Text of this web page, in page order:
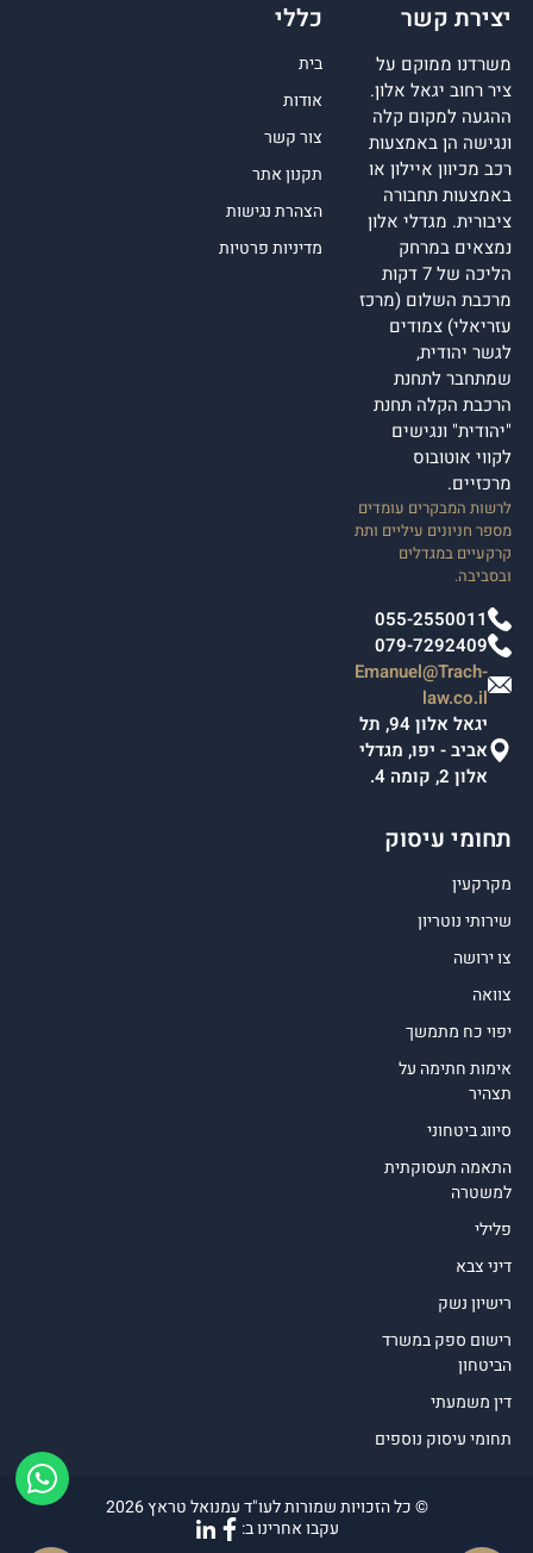
יצירת קשר
משרדנו ממוקם על
ציר רחוב יגאל אלון.
ההגעה למקום קלה
ונגישה הן באמצעות
רכב מכיוון איילון או
באמצעות תחבורה
ציבורית. מגדלי אלון
נמצאים במרחק
הליכה של 7 דקות
מרכבת השלום (מרכז
עזריאלי) צמודים
לגשר יהודית,
שמתחבר לתחנת
הרכבת הקלה תחנת
"יהודית" ונגישים
לקווי אוטובוס
מרכזיים.
לרשות המבקרים עומדים
מספר חניונים עיליים ותת
קרקעיים במגדלים
ובסביבה.
055-2550011
079-7292409
Emanuel@Trach-
law.co.il
יגאל אלון 94, תל
אביב - יפו, מגדלי
אלון 2, קומה 4.
כללי
בית
אודות
צור קשר
תקנון אתר
הצהרת נגישות
מדיניות פרטיות
תחומי עיסוק
מקרקעין
שירותי נוטריון
צו ירושה
צוואה
יפוי כח מתמשך
אימות חתימה על
תצהיר
סיווג ביטחוני
התאמה תעסוקתית
למשטרה
פלילי
דיני צבא
רישיון נשק
רישום ספק במשרד
הביטחון
דין משמעתי
תחומי עיסוק נוספים
© כל הזכויות שמורות לעו"ד עמנואל טראץ 2026
עקבו אחרינו ב: